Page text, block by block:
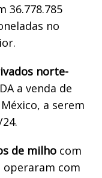
36.778.785
no
norte-
a venda de
a serem
de milho com
operaram com